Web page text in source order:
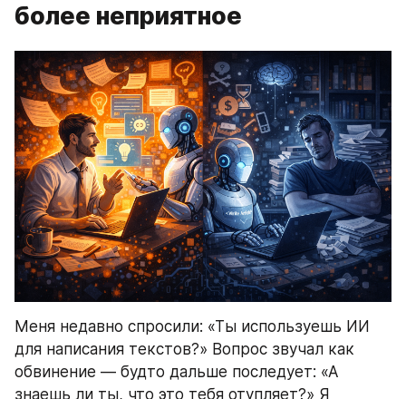
более неприятное
Меня недавно спросили: «Ты используешь ИИ
для написания текстов?» Вопрос звучал как
обвинение — будто дальше последует: «А
знаешь ли ты, что это тебя отупляет?» Я